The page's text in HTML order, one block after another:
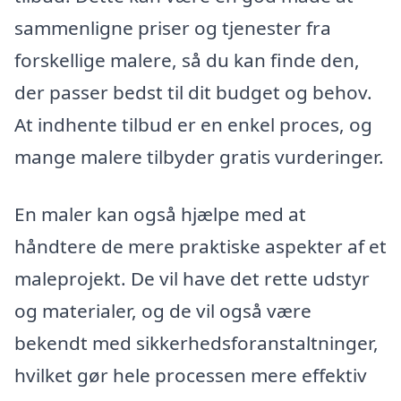
sammenligne priser og tjenester fra
forskellige malere, så du kan finde den,
der passer bedst til dit budget og behov.
At indhente tilbud er en enkel proces, og
mange malere tilbyder gratis vurderinger.
En maler kan også hjælpe med at
håndtere de mere praktiske aspekter af et
maleprojekt. De vil have det rette udstyr
og materialer, og de vil også være
bekendt med sikkerhedsforanstaltninger,
hvilket gør hele processen mere effektiv